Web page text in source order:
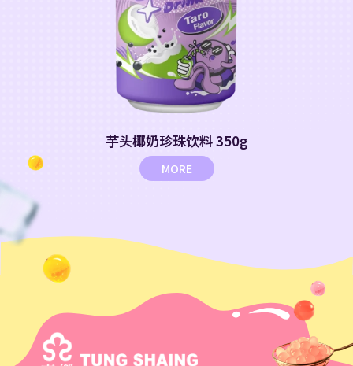
芋头椰奶珍珠饮料 350g
MORE